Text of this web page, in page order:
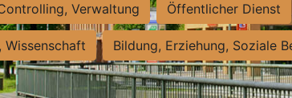
Verwaltung Öffentlicher Dienst
Wissenschaft Bildung, Erziehung, Soziale